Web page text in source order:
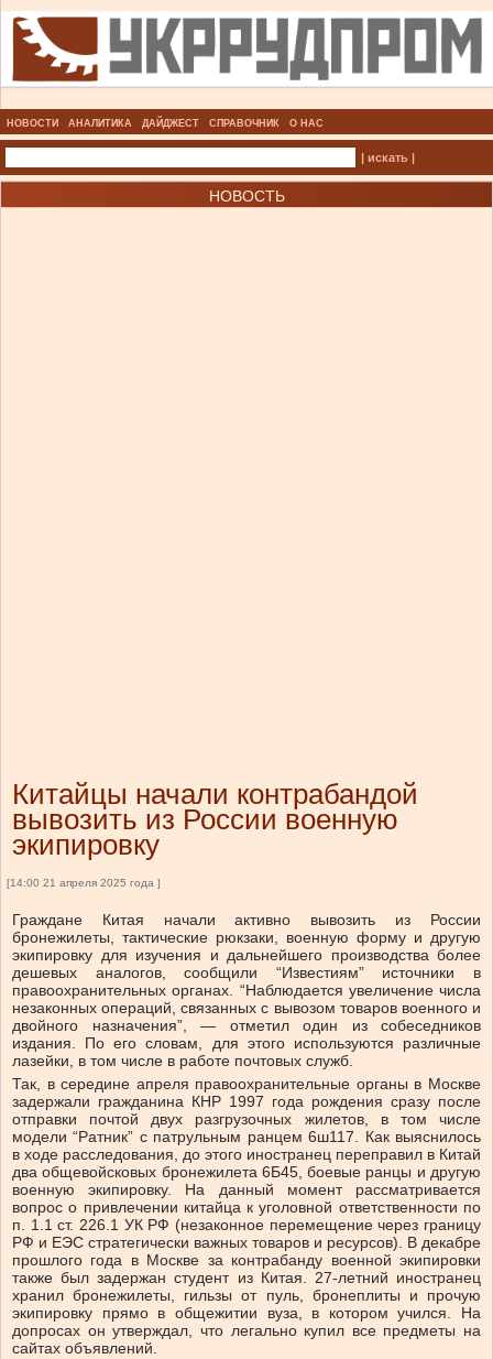
НОВОСТИ АНАЛИТИКА ДАЙДЖЕСТ СПРАВОЧНИК О НАС
| искать |
НОВОСТЬ
Китайцы начали контрабандой
вывозить из России военную
экипировку
[14:00 21 апреля 2025 года ]
Граждане Китая начали активно вывозить из России
бронежилеты, тактические рюкзаки, военную форму и другую
экипировку для изучения и дальнейшего производства более
дешевых аналогов, сообщили “Известиям” источники в
правоохранительных органах. “Наблюдается увеличение числа
незаконных операций, связанных с вывозом товаров военного и
двойного назначения”, — отметил один из собеседников
издания. По его словам, для этого используются различные
лазейки, в том числе в работе почтовых служб.
Так, в середине апреля правоохранительные органы в Москве
задержали гражданина КНР 1997 года рождения сразу после
отправки почтой двух разгрузочных жилетов, в том числе
модели “Ратник” с патрульным ранцем 6ш117. Как выяснилось
в ходе расследования, до этого иностранец переправил в Китай
два общевойсковых бронежилета 6Б45, боевые ранцы и другую
военную экипировку. На данный момент рассматривается
вопрос о привлечении китайца к уголовной ответственности по
п. 1.1 ст. 226.1 УК РФ (незаконное перемещение через границу
РФ и ЕЭС стратегически важных товаров и ресурсов). В декабре
прошлого года в Москве за контрабанду военной экипировки
также был задержан студент из Китая. 27-летний иностранец
хранил бронежилеты, гильзы от пуль, бронеплиты и прочую
экипировку прямо в общежитии вуза, в котором учился. На
допросах он утверждал, что легально купил все предметы на
сайтах объявлений.